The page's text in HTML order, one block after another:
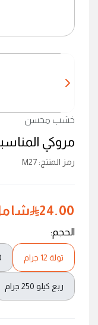
خشب محسن
مروكي
رمز المنتج:
M27
24.00
الحجم:
تولة 12 جرام
ربع كيلو 250 جرام